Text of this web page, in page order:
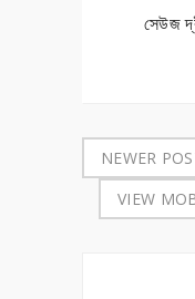
সেউজ
NEWER
VIEW